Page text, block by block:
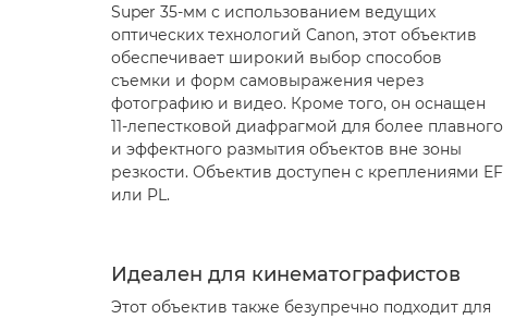
Super 35-мм с использованием ведущих
оптических технологий Canon, этот объектив
обеспечивает широкий выбор способов
съемки и форм самовыражения через
фотографию и видео. Кроме того, он оснащен
11-лепестковой диафрагмой для более плавного
и эффектного размытия объектов вне зоны
резкости. Объектив доступен с креплениями EF
или PL.
Идеален для кинематографистов
Этот объектив также безупречно подходит для